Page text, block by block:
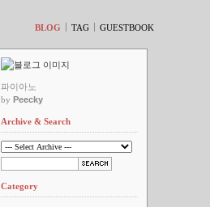
BLOG TAG GUESTBOOK
파이아노
by Peecky
Archive & Search
Category